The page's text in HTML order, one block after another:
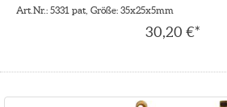
Art.Nr.: 5331 pat, Größe: 35x25x5mm
30,20 €*